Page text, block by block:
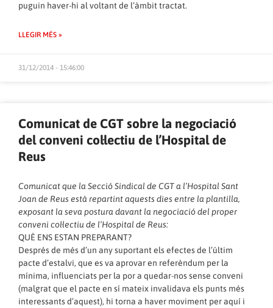
puguin haver-hi al voltant de l’àmbit tractat.
LLEGIR MÉS »
31/12/2014 - 15:46:00
Comunicat de CGT sobre la negociació
del conveni col·lectiu de l’Hospital de
Reus
Comunicat que la Secció Sindical de CGT a l’Hospital Sant
Joan de Reus està repartint aquests dies entre la plantilla,
exposant la seva postura davant la negociació del proper
conveni col·lectiu de l’Hospital de Reus:
QUÈ ENS ESTAN PREPARANT?
Després de més d’un any suportant els efectes de l’últim
pacte d’estalvi, que es va aprovar en referèndum per la
mínima, influenciats per la por a quedar-nos sense conveni
(malgrat que el pacte en sí mateix invalidava els punts més
interessants d’aquest), hi torna a haver moviment per aquí i